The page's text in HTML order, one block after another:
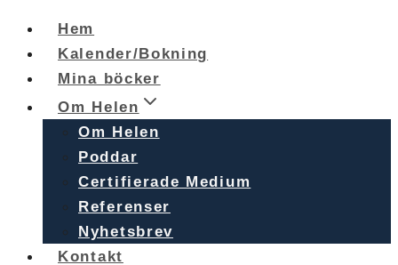
Skip
content
Hem
Kalender/Bokning
Mina böcker
Om Helen
Om Helen
Poddar
Certifierade Medium
Referenser
Nyhetsbrev
Kontakt